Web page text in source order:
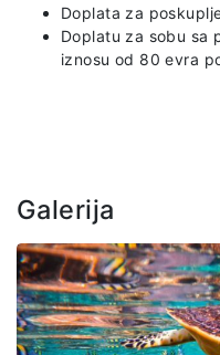
Doplata za
Doplatu za sobu sa
iznosu od 80 evra
Galerija